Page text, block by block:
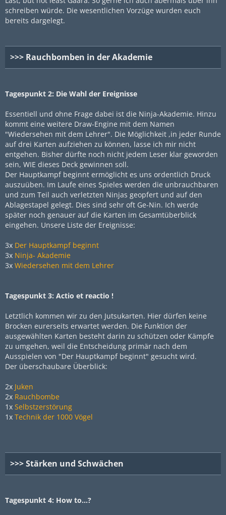
schreiben würde. Die wesentlichen Vorzüge wurden euch
bereits dargelegt.
>>> Rauchbomben in der Akademie
Tagespunkt 2: Die Wahl der Ereignisse
Essentiell und ohne Frage dabei ist die Ninja-Akademie. Hinzu
kommt eine weitere Draw-Engine mit dem Namen
"Wiedersehen mit dem Lehrer". Die Möglichkeit ,in jeder Runde
auf drei Karten aufziehen zu können, lasse ich mir nicht
entgehen. Bisher dürfte noch nicht jedem Leser klar geworden
sein, WIE dieses Deck gewinnen soll.
Der Hauptkampf beginnt ermöglicht es uns ordentlich Druck
auszuüben. Im Laufe eines Spieles werden die unbrauchbaren
und zum Teil auch verletzten Ninjas geopfert und auf den
Ablagestapel gelegt. Dies sind sehr oft Ge-Nin. Ich werde
später noch genauer auf die Karten im Gesamtüberblick
eingehen. Unsere Liste der Ereignisse:
3x Der Hauptkampf beginnt
3x Ninja- Akademie
3x Wiedersehen mit dem Lehrer
Tagespunkt 3: Actio et reactio !
Letztlich kommen wir zu den Jutsukarten. Hier dürfen keine
Brocken eurerseits erwartet werden. Die Funktion der
ausgewählten Karten besteht darin zu schützen oder Kämpfe
zu umgehen, weil die Entscheidung primär nach dem
Ausspielen von "Der Hauptkampf beginnt" gesucht wird.
Der überschaubare Überblick:
2x Juken
2x Rauchbombe
1x Selbstzerstörung
1x Technik der 1000 Vögel
>>> Stärken und Schwächen
Tagespunkt 4: How to...?